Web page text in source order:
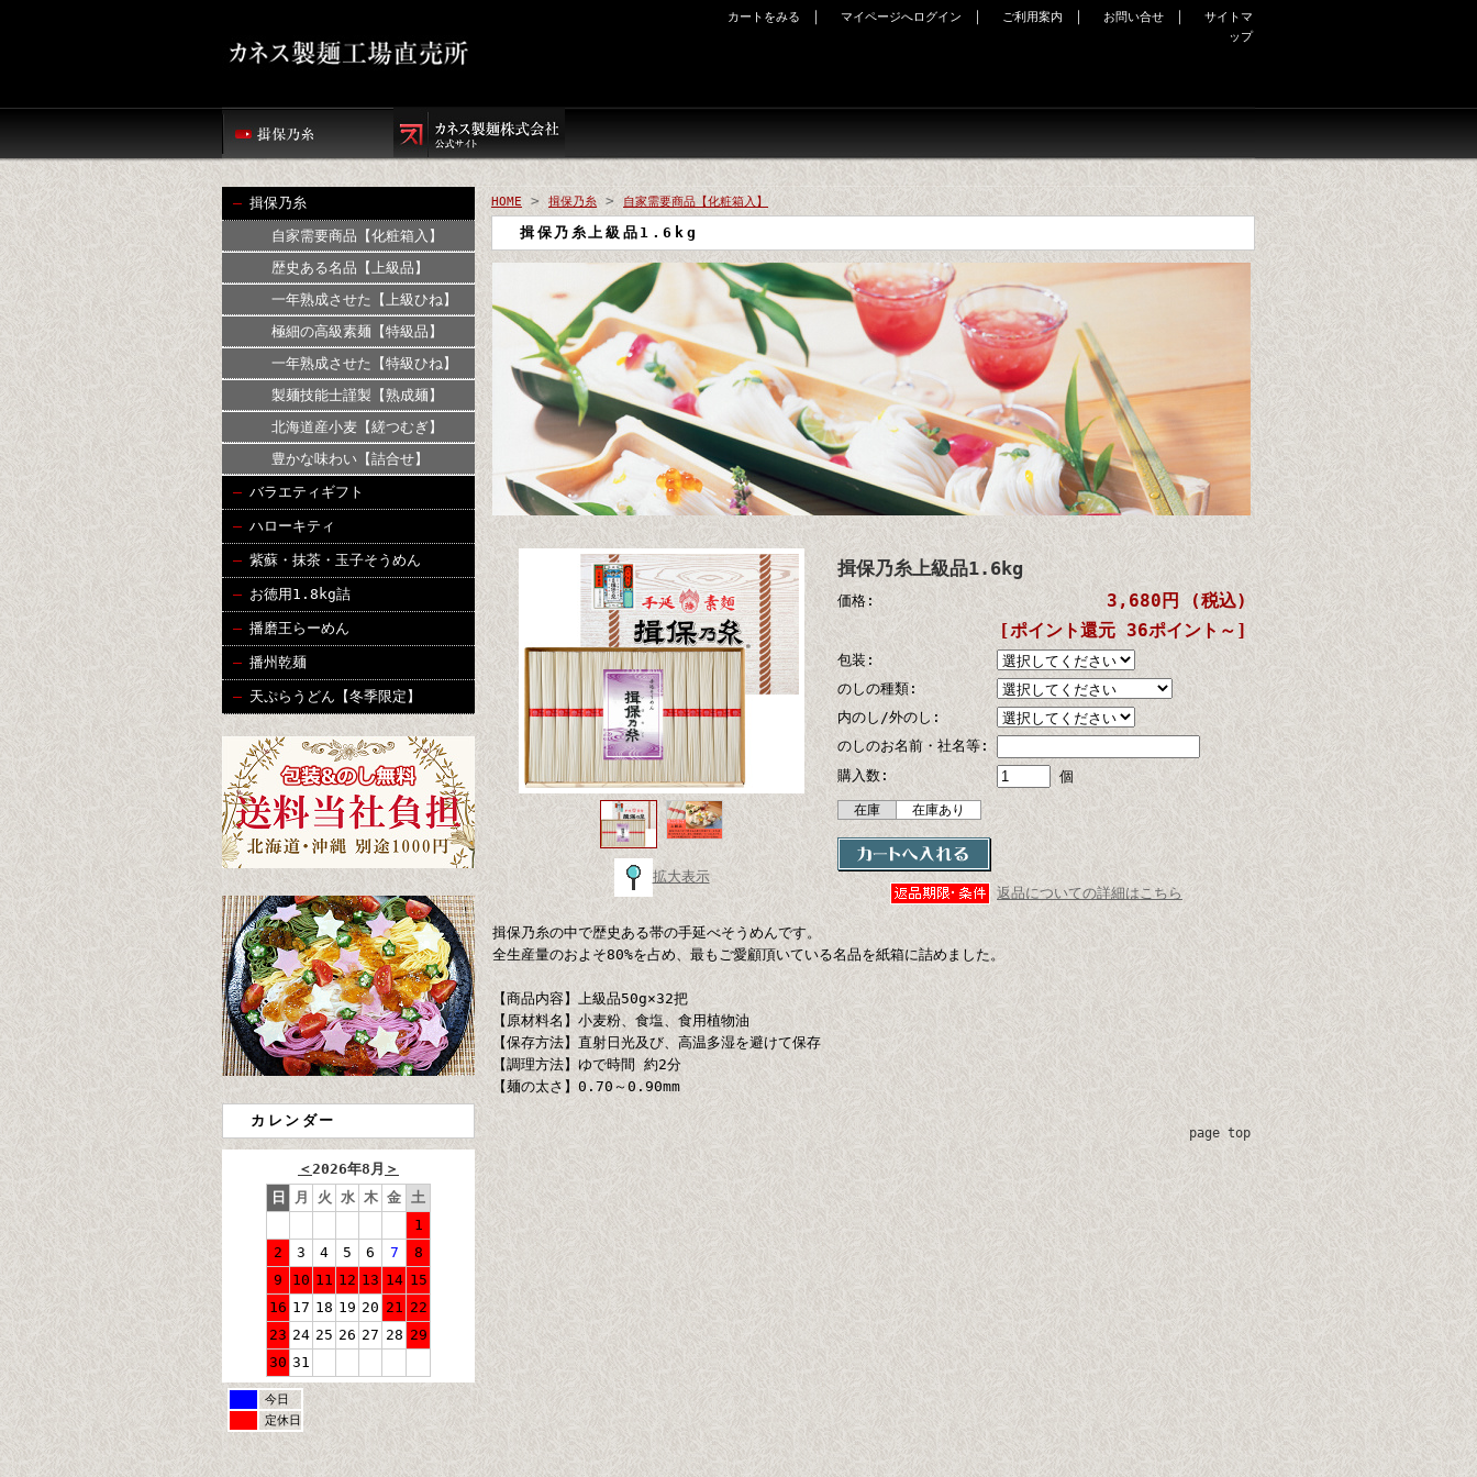
カートをみる ｜ マイページへログイン ｜ ご利用案内 ｜ お問い合せ ｜
サイトマ
ップ
揖保乃糸
自家需要商品【化粧箱入】
歴史ある名品【上級品】
一年熟成させた【上級ひね】
極細の高級素麺【特級品】
一年熟成させた【特級ひね】
製麺技能士謹製【熟成麺】
北海道産小麦【縒つむぎ】
豊かな味わい【詰合せ】
バラエティギフト
ハローキティ
紫蘇・抹茶・玉子そうめん
お徳用1.8kg詰
播磨王らーめん
播州乾麺
天ぷらうどん【冬季限定】
カレンダー
＜2026年8月 ＞
日
月 火 水 木 金 土
1
2
3 4 5 6 7
8
9
10 11 12 13 14 15
16 17 18 19 20 21 22
23 24 25 26 27 28 29
30 31
今日
定休日
HOME > 揖保乃糸 > 自家需要商品【化粧箱入】
揖保乃糸上級品1.6kg
拡大表示
揖保乃糸上級品1.6kg
価格:
3,680円 (税込)
[ポイント還元 36ポイント～]
包装:
のしの種類:
内のし/外のし:
のしのお名前・社名等:
購入数:
個
在庫 在庫あり
返品についての詳細はこちら
揖保乃糸の中で歴史ある帯の手延べそうめんです。
全生産量のおよそ80%を占め、最もご愛顧頂いている名品を紙箱に詰めました。
【商品内容】上級品50g×32把
【原材料名】小麦粉、食塩、食用植物油
【保存方法】直射日光及び、高温多湿を避けて保存
【調理方法】ゆで時間 約2分
【麺の太さ】0.70～0.90mm
page top